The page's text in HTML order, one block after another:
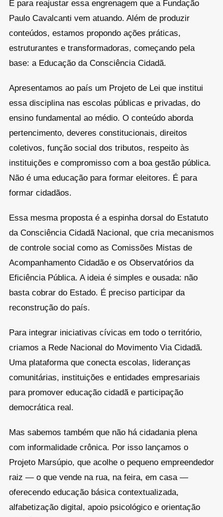
É para reajustar essa engrenagem que a Fundação
Paulo Cavalcanti vem atuando. Além de produzir
conteúdos, estamos propondo ações práticas,
estruturantes e transformadoras, começando pela
base: a Educação da Consciência Cidadã.
Apresentamos ao país um Projeto de Lei que institui
essa disciplina nas escolas públicas e privadas, do
ensino fundamental ao médio. O conteúdo aborda
pertencimento, deveres constitucionais, direitos
coletivos, função social dos tributos, respeito às
instituições e compromisso com a boa gestão pública.
Não é uma educação para formar eleitores. É para
formar cidadãos.
Essa mesma proposta é a espinha dorsal do Estatuto
da Consciência Cidadã Nacional, que cria mecanismos
de controle social como as Comissões Mistas de
Acompanhamento Cidadão e os Observatórios da
Eficiência Pública. A ideia é simples e ousada: não
basta cobrar do Estado. É preciso participar da
reconstrução do país.
Para integrar iniciativas cívicas em todo o território,
criamos a Rede Nacional do Movimento Via Cidadã.
Uma plataforma que conecta escolas, lideranças
comunitárias, instituições e entidades empresariais
para promover educação cidadã e participação
democrática real.
Mas sabemos também que não há cidadania plena
com informalidade crônica. Por isso lançamos o
Projeto Marsúpio, que acolhe o pequeno empreendedor
raiz — o que vende na rua, na feira, em casa —
oferecendo educação básica contextualizada,
alfabetização digital, apoio psicológico e orientação